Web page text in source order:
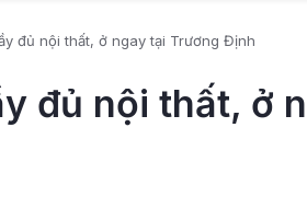
đủ nội thất, ở ngay tại Trương Định
đủ nội thất, ở